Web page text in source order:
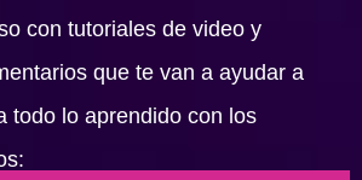
con tutoriales de video y
que te van a ayudar a
todo lo aprendido con los